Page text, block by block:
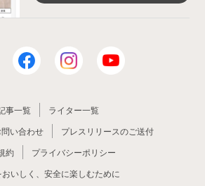
事一覧
ライター一覧
問い合わせ
プレスリリースのご送付
約
プライバシーポリシー
いしく、安全に楽しむために